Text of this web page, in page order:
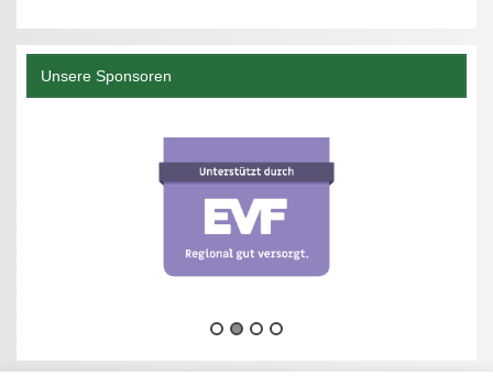
Unsere Sponsoren